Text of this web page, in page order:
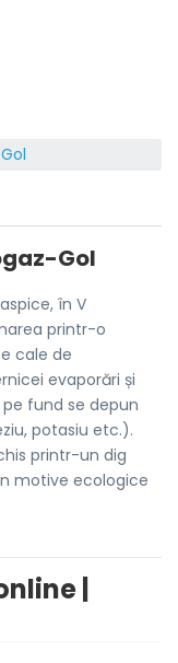
Gol
în V
printr-o
cale de
evaporări și
fund se depun
potasiu etc.).
printr-un dig
motive ecologice
|